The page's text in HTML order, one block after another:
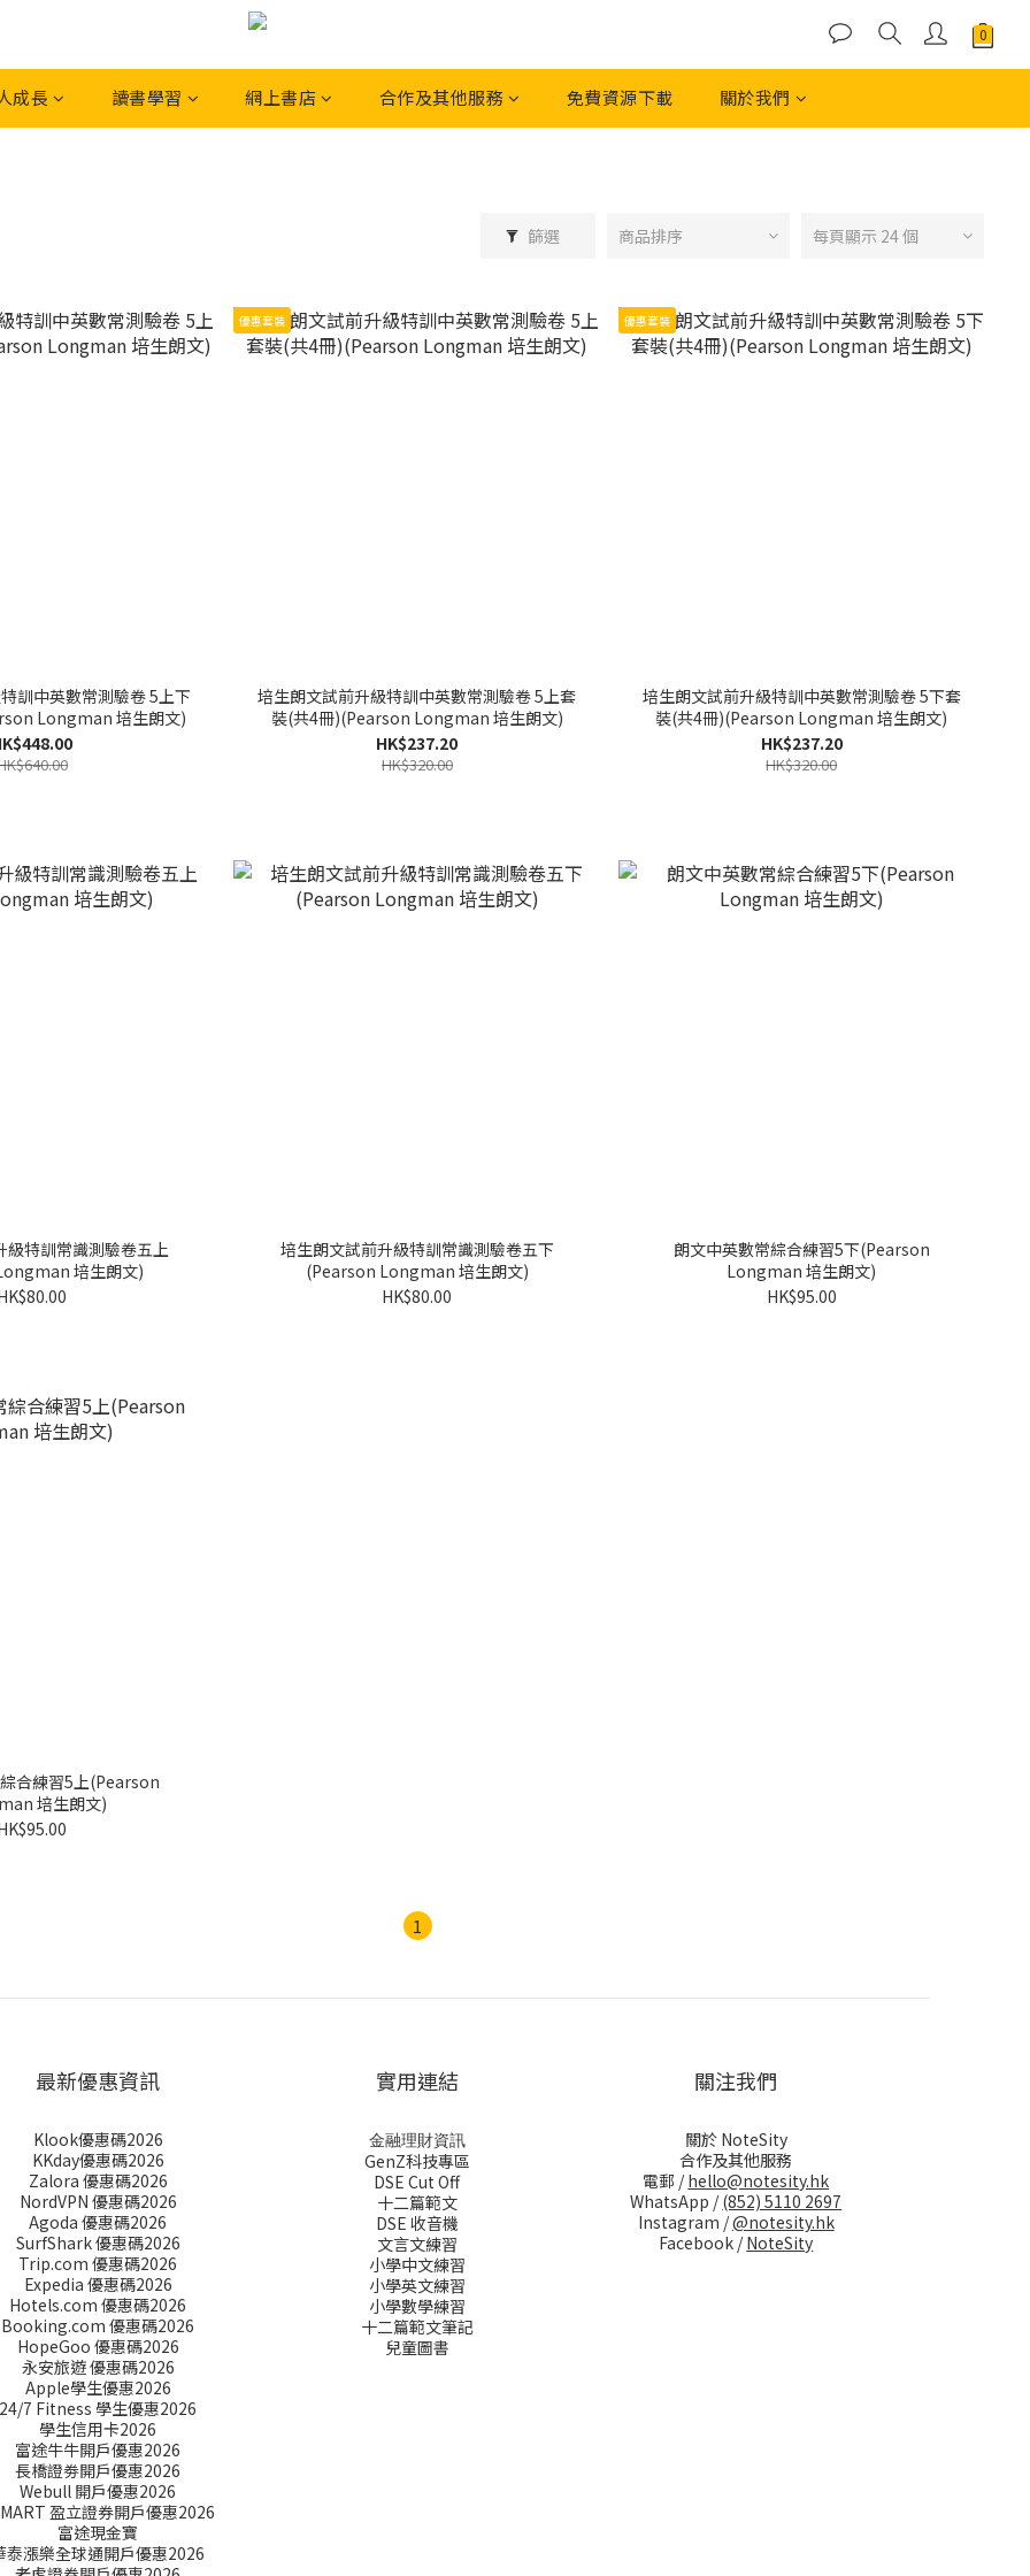
成長 讀書學習 網上書店 合作及其他服務 免費資源下載 關於我們
篩選 商品排序 每頁顯示 24 個
訓中英數常測驗卷 5上下
Longman 培生朗文)
優惠套裝
培生朗文試前升級特訓中英數常測驗卷 5上套
裝(共4冊)(Pearson Longman 培生朗文)
HK$237.20
HK$320.00
優惠套裝
培生朗文試前升級特訓中英數常測驗卷 5下套
裝(共4冊)(Pearson Longman 培生朗文)
HK$237.20
HK$320.00
級特訓常識測驗卷五上
培生朗文)
培生朗文試前升級特訓常識測驗卷五下
(Pearson Longman 培生朗文)
HK$80.00
朗文中英數常綜合練習5下(Pearson
Longman 培生朗文)
HK$95.00
合練習5上(Pearson
培生朗文)
1
最新優惠資訊
Klook優惠碼2026
KKday優惠碼2026
Zalora 優惠碼2026
NordVPN 優惠碼2026
Agoda 優惠碼2026
SurfShark 優惠碼2026
Trip.com 優惠碼2026
Expedia 優惠碼2026
Hotels.com 優惠碼2026
Booking.com 優惠碼2026
HopeGoo 優惠碼2026
永安旅遊 優惠碼2026
Apple學生優惠2026
24/7 Fitness 學生優惠2026
學生信用卡2026
富途牛牛開戶優惠2026
長橋證劵開戶優惠2026
Webull 開戶優惠2026
盈立證券開戶優惠2026
富途現金寶
泰漲樂全球通開戶優惠2026
實用連結
金融理財資訊
GenZ科技專區
DSE Cut Off
十二篇範文
DSE 收音機
文言文練習
小學中文練習
小學英文練習
小學數學練習
十二篇範文筆記
兒童圖書
關注我們
關於 NoteSity
合作及其他服務
電郵 /hello@notesity.hk
WhatsApp /(852) 5110 2697
Instagram /@notesity.hk
Facebook /NoteSity